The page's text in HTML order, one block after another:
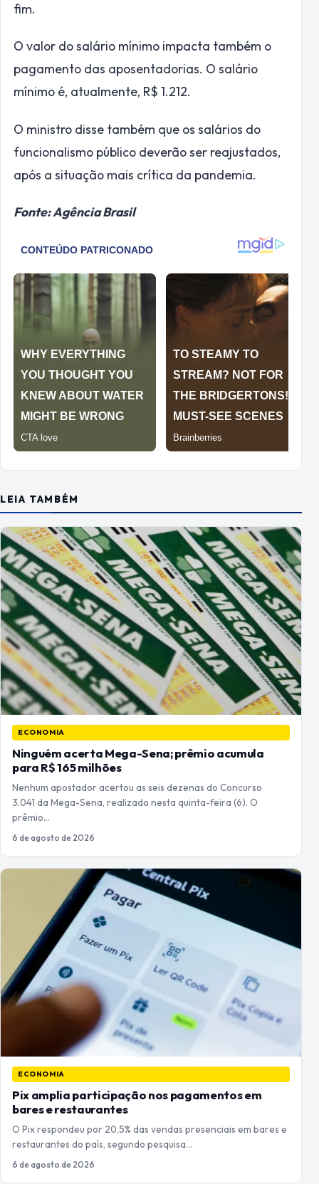
fim.
O valor do salário mínimo impacta também o
pagamento das aposentadorias. O salário
mínimo é, atualmente, R$ 1.212.
O ministro disse também que os salários do
funcionalismo público deverão ser reajustados,
após a situação mais crítica da pandemia.
Fonte: Agência Brasil
LEIA TAMBÉM
ECONOMIA
Ninguém acerta Mega-Sena; prêmio acumula
para R$ 165 milhões
Nenhum apostador acertou as seis dezenas do Concurso
3.041 da Mega-Sena, realizado nesta quinta-feira (6). O
prêmio…
6 de agosto de 2026
ECONOMIA
Pix amplia participação nos pagamentos em
bares e restaurantes
O Pix respondeu por 20,5% das vendas presenciais em bares e
restaurantes do país, segundo pesquisa…
6 de agosto de 2026